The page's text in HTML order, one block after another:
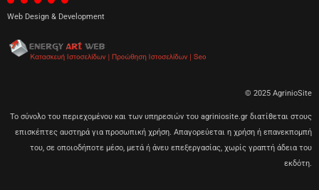
Web Design & Development
© 2025 AgrinioSite
Το σύνολο του περιεχομένου και των υπηρεσιών του agriniosite.gr διατίθεται στους
επισκέπτες αυστηρά για προσωπική χρήση. Απαγορεύεται η χρήση ή επανεκπομπή
του, σε οποιοδήποτε μέσο, μετά ή άνευ επεξεργασίας, χωρίς γραπτή άδεια του
εκδότη.